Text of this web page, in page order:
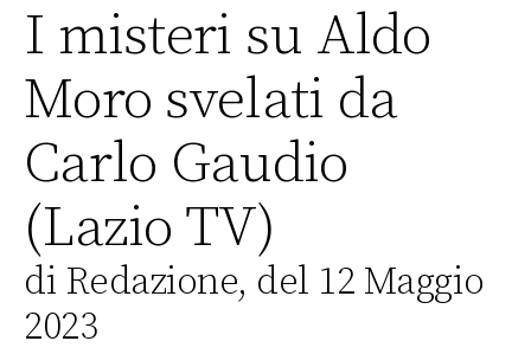
I misteri su Aldo
Moro svelati da
Carlo Gaudio
(Lazio TV)
di Redazione, del 12 Maggio
2023